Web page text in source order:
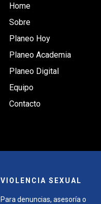
Home
Sobre
Planeo Hoy
Planeo Academia
Planeo Digital
Equipo
Contacto
VIOLENCIA SEXUAL
Para denuncias, asesoría o